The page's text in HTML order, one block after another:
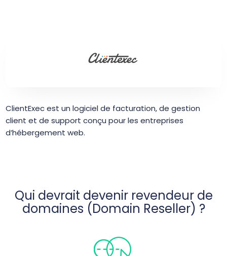
ClientExec est un logiciel de facturation, de gestion
client et de support conçu pour les entreprises
d’hébergement web.
Qui devrait devenir revendeur de
domaines (Domain Reseller) ?